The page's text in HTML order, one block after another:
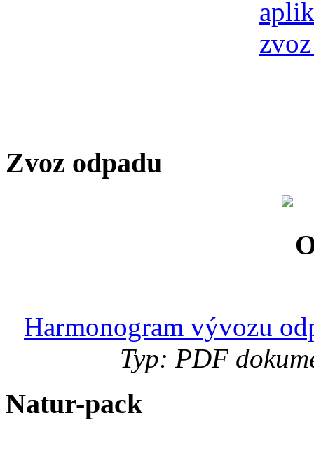
Zvoz odpadu
Harmonogram vývozu
Typ: PDF
Natur-pack